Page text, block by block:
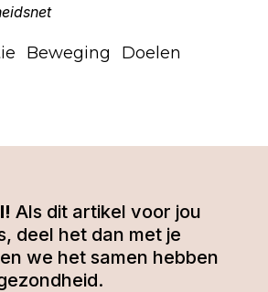
Beweging
Doelen
Als dit artikel voor jou
deel het dan met je
we het samen hebben